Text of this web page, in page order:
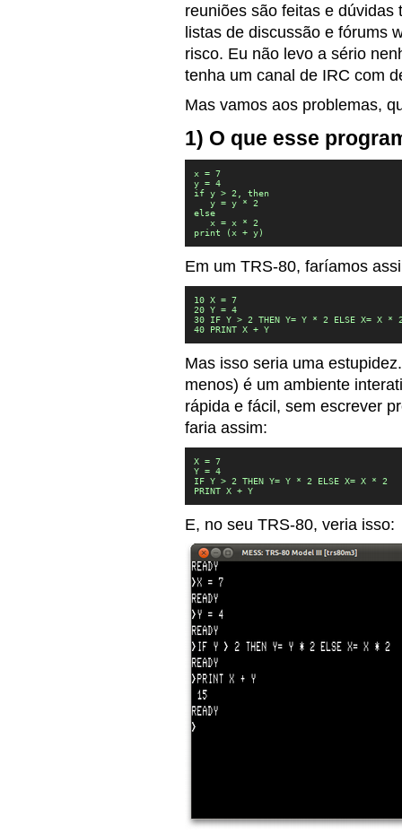
reuniões são feitas e
listas de discussão e fórums
risco. Eu não levo a sério
tenha um canal de IRC com
Mas vamos aos problemas,
1) O que esse
x = 7
y = 4
if y > 2, then
   y = y * 2
else
   x = x * 2
print (x + y)
Em um TRS-80, faríamos
10 X = 7
20 Y = 4
30 IF Y > 2 THEN Y= Y * 2 ELSE X= X *
40 PRINT X + Y
Mas isso seria uma
menos) é um ambiente
rápida e fácil, sem escrever
faria assim:
X = 7
Y = 4
IF Y > 2 THEN Y= Y * 2 ELSE X= X * 2
PRINT X + Y
E, no seu TRS-80, veria isso: